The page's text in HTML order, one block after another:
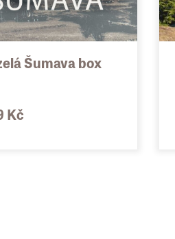
Šumava box
Kč